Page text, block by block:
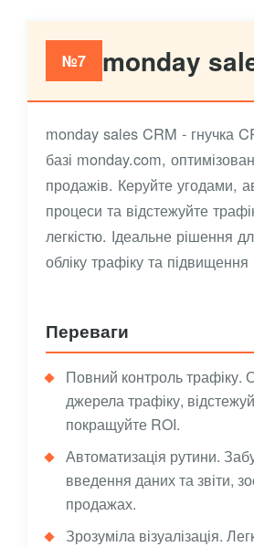
№7 monday
monday sales CRM - гнучка
базі monday.com,
продажів. Керуйте угодами,
процеси та відстежуйте
легкістю. Ідеальне рішення
обліку трафіку та підвищення
Переваги
Повний контроль трафіку.
джерела трафіку,
покращуйте ROI.
Автоматизація рутини.
введення даних та звіти,
продажах.
Зрозуміла візуалізація.